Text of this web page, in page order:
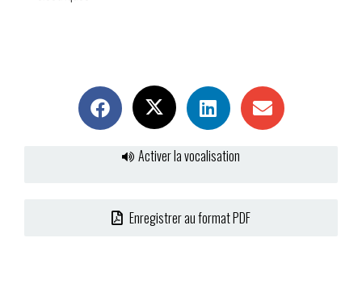
Activer la vocalisation
Enregistrer au format PDF